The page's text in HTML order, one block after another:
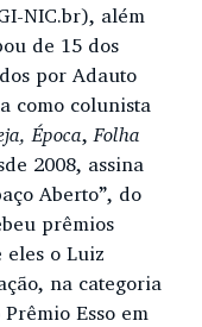
NIC.br), além
de 15 dos
por Adauto
como colunista
Época,Folha
2008, assina
Aberto”, do
prêmios
eles o Luiz
na categoria
Esso em